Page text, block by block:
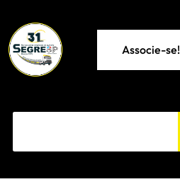
Associe-se!